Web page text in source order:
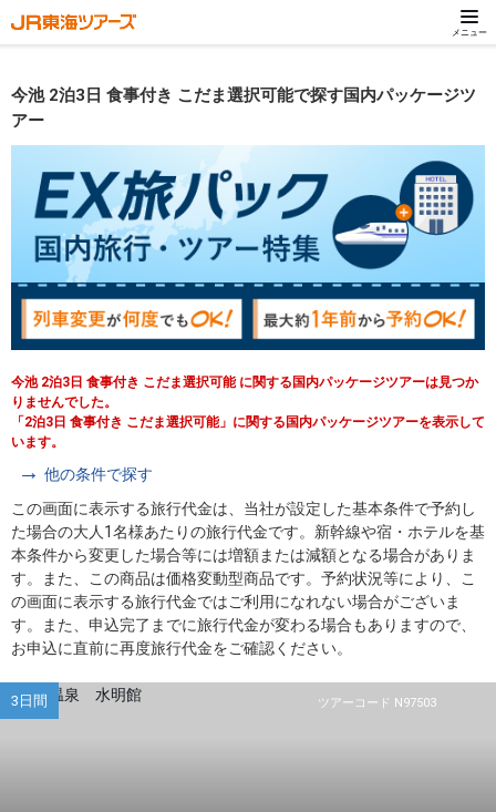
メニュー
今池 2泊3日 食事付き こだま選択可能で探す国内パッケージツ
アー
今池 2泊3日 食事付き こだま選択可能 に関する国内パッケージツアーは見つか
りませんでした。
「2泊3日 食事付き こだま選択可能」に関する国内パッケージツアーを表示して
います。
他の条件で探す
この画面に表示する旅行代金は、当社が設定した基本条件で予約し
た場合の大人1名様あたりの旅行代金です。新幹線や宿・ホテルを基
本条件から変更した場合等には増額または減額となる場合がありま
す。また、この商品は価格変動型商品です。予約状況等により、こ
の画面に表示する旅行代金ではご利用になれない場合がございま
す。また、申込完了までに旅行代金が変わる場合もありますので、
お申込に直前に再度旅行代金をご確認ください。
ツアーコード N97503
3日間